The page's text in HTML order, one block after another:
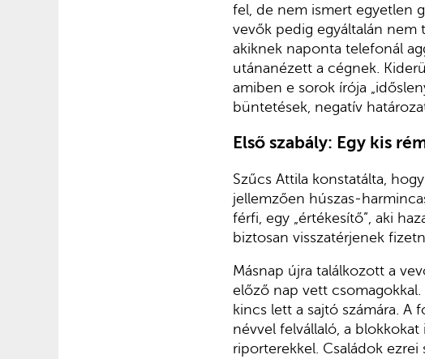
fel, de nem ismert egyetlen
vevők pedig egyáltalán nem
akiknek naponta telefonál
utánanézett a cégnek.
amiben e sorok írója
büntetések, negatív
Első szabály: Egy kis
Szűcs Attila konstatálta,
jellemzően húszas-
férfi, egy „értékesítő”, aki
biztosan visszatérjenek
Másnap újra találkozott a
előző nap vett
kincs lett a sajtó számára.
névvel felvállaló, a
riporterekkel. Családok